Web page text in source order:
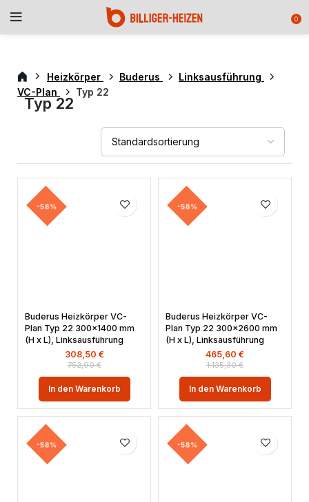
0
Heizkörper Buderus
Linksausführung
VC-Plan
Typ 22
Typ 22
-58%
Buderus Heizkörper VC-
Plan Typ 22 300×1400 mm
(H x L), Linksausführung
752,90€
308,50 €
In den Warenkorb
-58%
Buderus Heizkörper VC-
Plan Typ 22 300×2600 mm
(H x L), Linksausführung
1.135,30€
465,60 €
In den Warenkorb
-58% -58%